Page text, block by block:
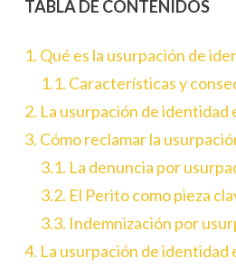
TABLA DE CONTENIDOS
1. Qué es la usurpación de
1.1. Características y
2. La usurpación de identidad
3. Cómo reclamar la
3.1. La denuncia por
3.2. El Perito como pieza
3.3. Indemnización por
4. La usurpación de identidad